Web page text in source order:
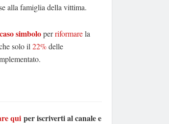
alla famiglia della vittima.
caso simboloperriformarela
solo il 22%delle
qui per iscriverti al canale e